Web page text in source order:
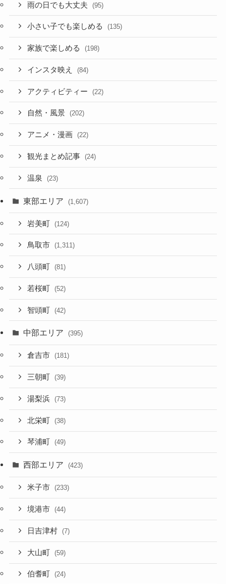
雨の日でも大丈夫 (95)
小さい子でも楽しめる (135)
家族で楽しめる (198)
インスタ映え (84)
アクティビティー (22)
自然・風景 (202)
アニメ・漫画 (22)
観光まとめ記事 (24)
温泉 (23)
東部エリア (1,607)
岩美町 (124)
鳥取市 (1,311)
八頭町 (81)
若桜町 (52)
智頭町 (42)
中部エリア (395)
倉吉市 (181)
三朝町 (39)
湯梨浜 (73)
北栄町 (38)
琴浦町 (49)
西部エリア (423)
米子市 (233)
境港市 (44)
日吉津村 (7)
大山町 (59)
伯耆町 (24)